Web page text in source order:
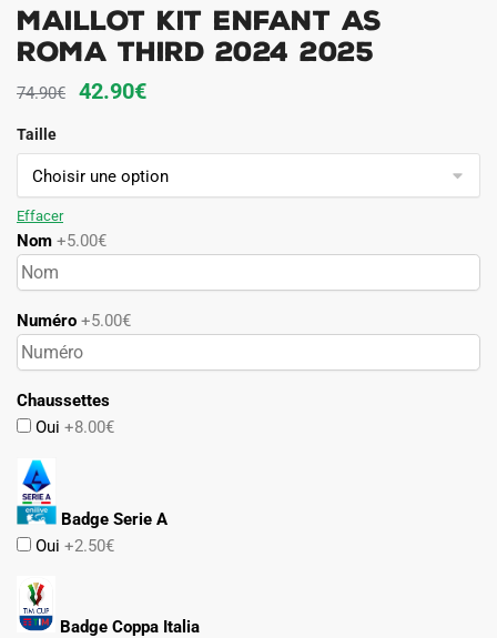
Maillot Kit Enfant AS
Roma Third 2024 2025
74.90€
Le
initial
était :
42.90€Le
actuel
est :
Taille
Effacer
Nom +5.00€
Numéro +5.00€
Chaussettes
Oui +8.00€
Badge Serie A
Oui +2.50€
Badge Coppa Italia